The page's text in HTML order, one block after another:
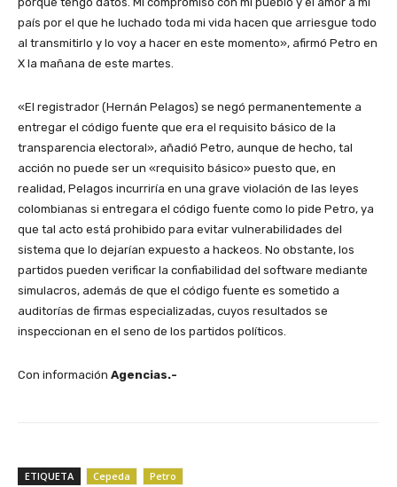
país por el que he luchado toda mi vida hacen que arriesgue todo
al transmitirlo y lo voy a hacer en este momento», afirmó Petro en
X la mañana de este martes.
«El registrador (Hernán Pelagos) se negó permanentemente a
entregar el código fuente que era el requisito básico de la
transparencia electoral», añadió Petro, aunque de hecho, tal
acción no puede ser un «requisito básico» puesto que, en
realidad, Pelagos incurriría en una grave violación de las leyes
colombianas si entregara el código fuente como lo pide Petro, ya
que tal acto está prohibido para evitar vulnerabilidades del
sistema que lo dejarían expuesto a hackeos. No obstante, los
partidos pueden verificar la confiabilidad del software mediante
simulacros, además de que el código fuente es sometido a
auditorías de firmas especializadas, cuyos resultados se
inspeccionan en el seno de los partidos políticos.
Con información Agencias.-
ETIQUETA Cepeda Petro